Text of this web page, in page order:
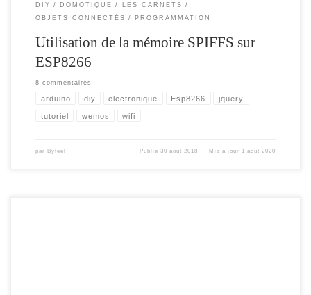
DIY DOMOTIQUE
LES CARNETS
OBJETS CONNECTÉS
PROGRAMMATION
Utilisation de la mémoire SPIFFS sur
ESP8266
8 commentaires
arduino diy electronique Esp8266 jquery
tutoriel wemos wifi
par Byfeel Publié30 août 2018 Mis à jour 1 août 2020